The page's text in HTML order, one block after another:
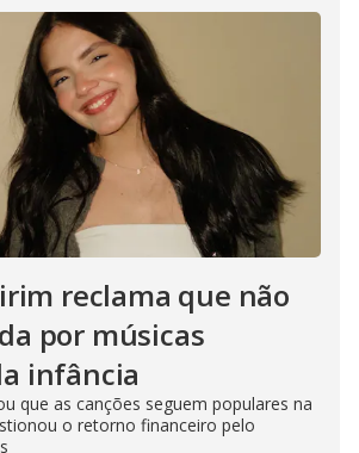
reclama que não
por músicas
infância
que as canções seguem populares na
o retorno financeiro pelo